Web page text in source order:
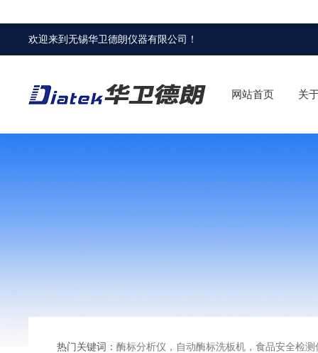
欢迎来到无锡华卫德朗仪器有限公司 ！
网站首页 关
热门关键词： 酶标分析仪，自动酶标洗板机，食品安全检测仪